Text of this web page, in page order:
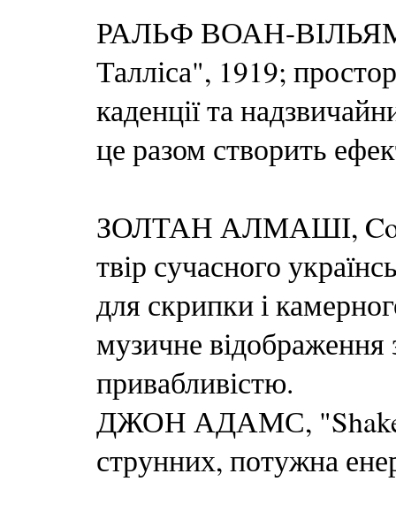
РАЛЬФ ВОАН-
Талліса", 1919;
каденції та
це разом створить
ЗОЛТАН АЛМАШІ,
твір сучасного
для скрипки і
музичне відображення
привабливістю.
ДЖОН АДАМС, "Shaker
струнних, потужна